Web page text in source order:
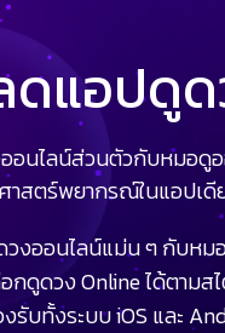
ดแอปดู
อนไลน์ส่วนตัวกับหมอดู
าสตร์พยากรณ์ในแอปเดี
งออนไลน์แม่น ๆ กับหม
อกดูดวง Online ได้ตาม
รับทั้งระบบ iOS และ